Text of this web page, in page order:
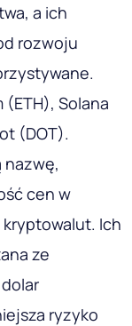
a ich
rozwoju
(ETH), Solana
(DOT).
nazwę,
cen w
Ich
ze
ryzyko